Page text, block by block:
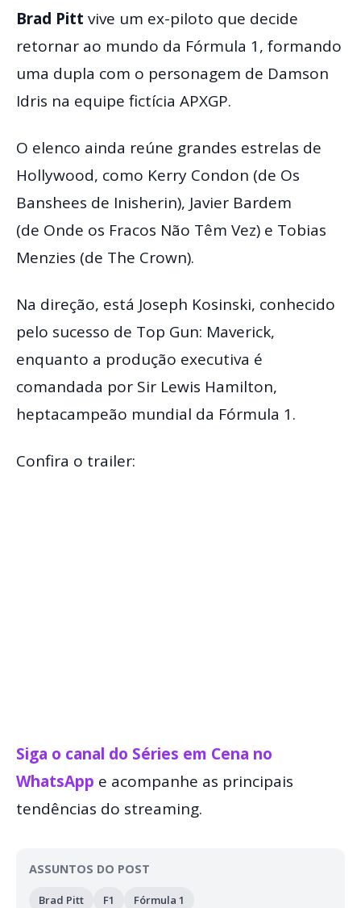
Brad Pitt vive um ex-piloto que decide
retornar ao mundo da Fórmula 1, formando
uma dupla com o personagem de Damson
Idris na equipe fictícia APXGP.
O elenco ainda reúne grandes estrelas de
Hollywood, como Kerry Condon (de Os
Banshees de Inisherin), Javier Bardem
(de Onde os Fracos Não Têm Vez) e Tobias
Menzies (de The Crown).
Na direção, está Joseph Kosinski, conhecido
pelo sucesso de Top Gun: Maverick,
enquanto a produção executiva é
comandada por Sir Lewis Hamilton,
heptacampeão mundial da Fórmula 1.
Confira o trailer:
Siga o canal do Séries em Cena no
WhatsApp e acompanhe as principais
tendências do streaming.
ASSUNTOS DO POST
Brad Pitt F1 Fórmula 1